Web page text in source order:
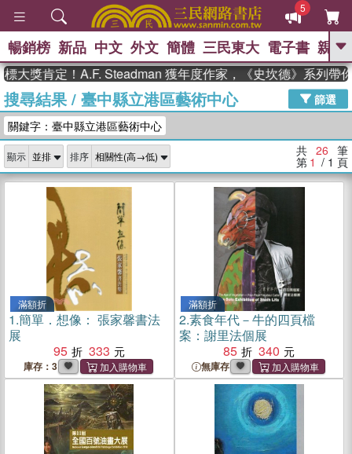
5
GO
熱搜： 東野圭吾 、 高希均教授回憶錄
、 The Odyssey 、 父親節 、 如果歷
史是一群喵
獎 臺灣漫遊錄 、 方念華 、 台灣的李
登輝時代
數學女孩：黎曼猜想 、
偉大的迷走神經
暢銷榜 新品 中文 外文 簡體 三民東大 電子書 親子
肯定！A.F. Steadman 獲年度作家，《史坎德》系列帶你踏
搜尋結果/ 臺中縣立港區藝術中心
篩選
關鍵字：臺中縣立港區藝術中心
顯示 排序 共 26 筆
第 1 / 1 頁
滿額折
1.簡單．想像： 張家馨書法
展
95
333
庫存：3
滿額折
2.素食年代－牛的四頁檔
案：謝里法個展
85
340
無庫存